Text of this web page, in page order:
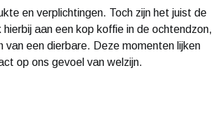
en verplichtingen. Toch zijn het juist de
aan een kop koffie in de ochtendzon,
van een dierbare. Deze momenten lijken
op ons gevoel van welzijn.